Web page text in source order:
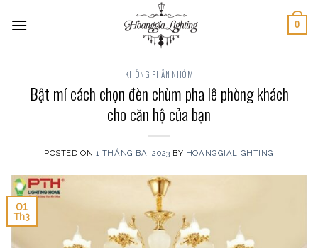
0
KHÔNG PHÂN NHÓM
Bật mí cách chọn đèn chùm pha lê phòng khách
cho căn hộ của bạn
POSTED ON 1 THÁNG BA, 2023 BY HOANGGIALIGHTING
01
Th3